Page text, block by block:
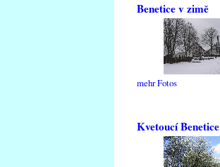
Benetice v zimě
mehr Fotos
Kvetoucí Benetice